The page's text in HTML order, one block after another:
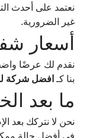
نعتمد على أحدث
غير الضرورية.
أسعار
نقدم لك عرضًا
بنا كـ افضل شركة
ما بعد
نحن لا نتركك بعد
في أفضل حالة